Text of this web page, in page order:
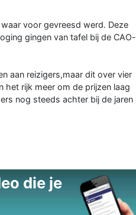
voor gevreesd werd. Deze
gingen van tafel bij de CAO-
aan reizigers,maar dit over vier
het rijk meer om de prijzen laag
nog steeds achter bij de jaren
die je